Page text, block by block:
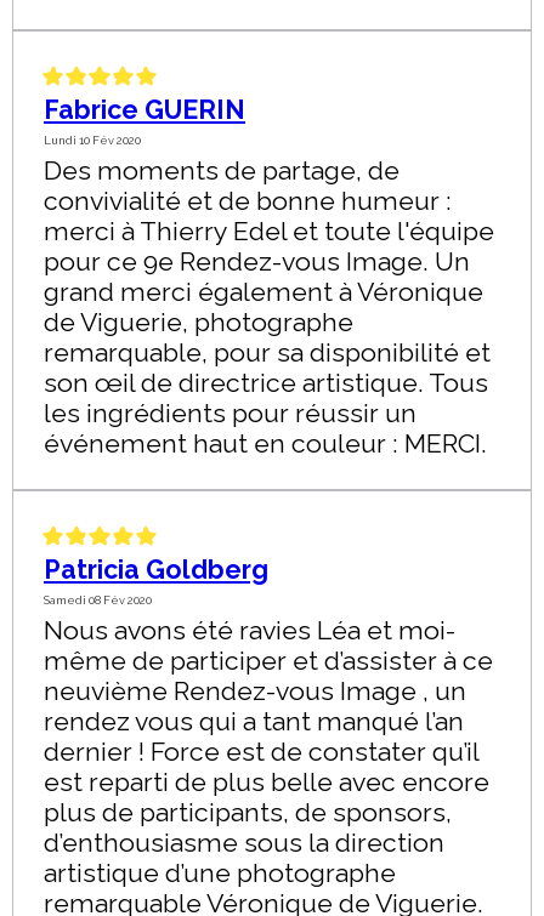
Fabrice GUERIN
Lundi 10 Fév 2020
Des moments de partage, de
convivialité et de bonne humeur :
merci à Thierry Edel et toute l'équipe
pour ce 9e Rendez-vous Image. Un
grand merci également à Véronique
de Viguerie, photographe
remarquable, pour sa disponibilité et
son œil de directrice artistique. Tous
les ingrédients pour réussir un
événement haut en couleur : MERCI.
Patricia Goldberg
Samedi 08 Fév 2020
Nous avons été ravies Léa et moi-
même de participer et d’assister à ce
neuvième Rendez-vous Image , un
rendez vous qui a tant manqué l’an
dernier ! Force est de constater qu’il
est reparti de plus belle avec encore
plus de participants, de sponsors,
d’enthousiasme sous la direction
artistique d’une photographe
remarquable Véronique de Viguerie.